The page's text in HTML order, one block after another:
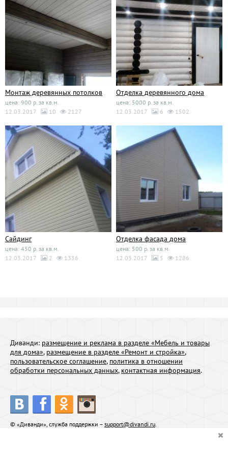
Монтаж деревянных потолков
цена: 900 р. за кв.м.
12.03.2017
10 2127
Отделка деревянного дома
цена: 5000 р. за кв.м.
12.03.2017
6 1502
Сайдинг
цена: 450 р. за кв.м.
12.03.2017
2 1336
Отделка фасада дома
цена: 500 р. за кв.м.
12.03.2017
5 1286
Диванди: размещение и реклама в разделе «Мебель и товары
для дома», размещение в разделе «Ремонт и стройка»,
пользовательское соглашение, политика в отношении
обработки персональных данных, контактная информация.
© «Диванди», служба поддержки – support@divandi.ru.